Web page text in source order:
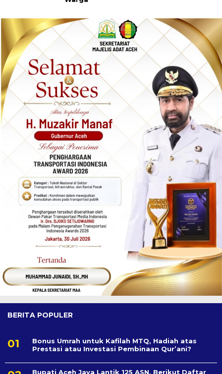
BERITA POPULER
Bonus Umrah untuk Kafilah MTQ, Hadiah atas
Prestasi atau Investasi Pembinaan Qur’ani?
Bupati Aceh Jaya Lantik 125 ASN, Berikut Daftar